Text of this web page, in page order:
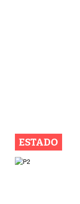
ESTADO